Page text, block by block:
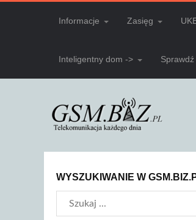
Informacje Zasięg
Inteligentny dom ->
WYSZUKIWANIE W